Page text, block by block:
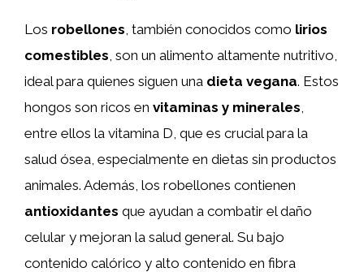
Los robellones, también conocidos como lirios
comestibles, son un alimento altamente nutritivo,
ideal para quienes siguen una dieta vegana. Estos
hongos son ricos en vitaminas y minerales,
entre ellos la vitamina D, que es crucial para la
salud ósea, especialmente en dietas sin productos
animales. Además, los robellones contienen
antioxidantes que ayudan a combatir el daño
celular y mejoran la salud general. Su bajo
contenido calórico y alto contenido en fibra